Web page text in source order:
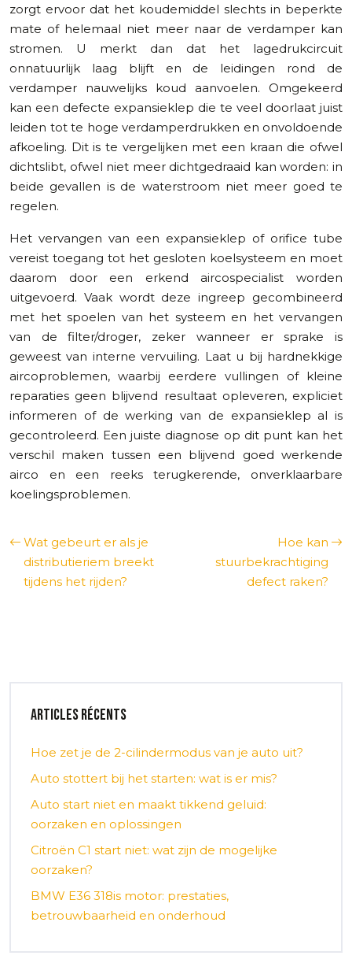
zorgt ervoor dat het koudemiddel slechts in beperkte
mate of helemaal niet meer naar de verdamper kan
stromen. U merkt dan dat het lagedrukcircuit
onnatuurlijk laag blijft en de leidingen rond de
verdamper nauwelijks koud aanvoelen. Omgekeerd
kan een defecte expansieklep die te veel doorlaat juist
leiden tot te hoge verdamperdrukken en onvoldoende
afkoeling. Dit is te vergelijken met een kraan die ofwel
dichtslibt, ofwel niet meer dichtgedraaid kan worden: in
beide gevallen is de waterstroom niet meer goed te
regelen.
Het vervangen van een expansieklep of orifice tube
vereist toegang tot het gesloten koelsysteem en moet
daarom door een erkend aircospecialist worden
uitgevoerd. Vaak wordt deze ingreep gecombineerd
met het spoelen van het systeem en het vervangen
van de filter/droger, zeker wanneer er sprake is
geweest van interne vervuiling. Laat u bij hardnekkige
aircoproblemen, waarbij eerdere vullingen of kleine
reparaties geen blijvend resultaat opleveren, expliciet
informeren of de werking van de expansieklep al is
gecontroleerd. Een juiste diagnose op dit punt kan het
verschil maken tussen een blijvend goed werkende
airco en een reeks terugkerende, onverklaarbare
koelingsproblemen.
Wat gebeurt er als je
distributieriem breekt
tijdens het rijden?
Hoe kan
stuurbekrachtiging
defect raken?
Articles récents
Hoe zet je de 2-cilindermodus van je auto uit?
Auto stottert bij het starten: wat is er mis?
Auto start niet en maakt tikkend geluid:
oorzaken en oplossingen
Citroën C1 start niet: wat zijn de mogelijke
oorzaken?
BMW E36 318is motor: prestaties,
betrouwbaarheid en onderhoud